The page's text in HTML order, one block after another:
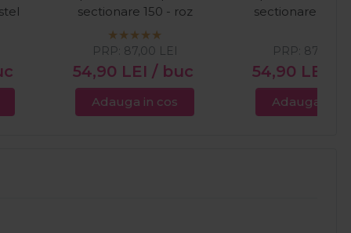
sectionare 150 - roz
54,90 LEI / buc
PRP: 87,00 LEI
Adauga in cos
sectionare 150 -
54,90 LEI
PRP: 87,00
Adauga in